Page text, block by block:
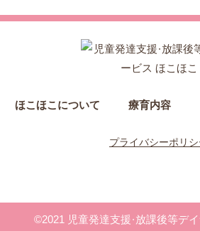
ほこほこについて 療育内容
プライバシーポリシ
©2021 児童発達支援・放課後等デ